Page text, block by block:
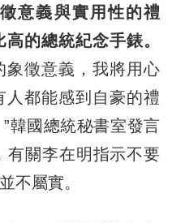
意義與實用性的禮
的總統紀念手錶。
象徵意義，我將用心
人都能感到自豪的禮
韓國總統秘書室發言
有關李在明指示不要
不屬實。